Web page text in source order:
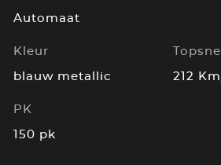
Automaat
Kleur
blauw metallic 212
PK
150 pk